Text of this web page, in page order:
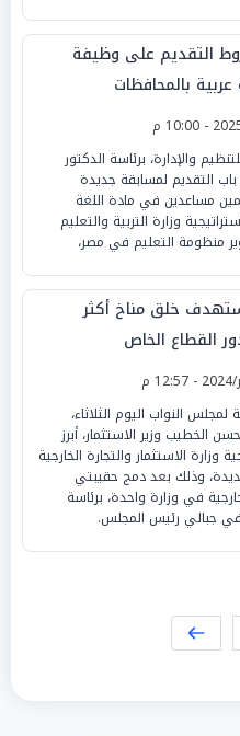
التقديم على وظيفة
بالمحافظات
والإدارة، برئاسة الدكتور
التقديم لمسابقة جديدة
مساعدين في مادة اللغة
وزارة التربية والتعليم
منظومة التعليم في مصر،
خلق مناخ أكثر
القطاع الخاص
النواب اليوم الثلاثاء،
الخطيب وزير الاستثمار، أبرز
وزارة الاستثمار والتجارة الخارجية
وذلك بعد دمج حقيبتي
في وزارة واحدة، برئاسة
جبالي رئيس المجلس.